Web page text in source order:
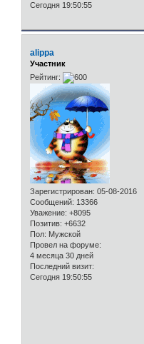
Сегодня 19:50:55
alippa
Участник
Рейтинг:
Зарегистрирован: 05-08-2016
Сообщений: 13366
Уважение: +8095
Позитив: +6632
Пол: Мужской
Провел на форуме:
4 месяца 30 дней
Последний визит:
Сегодня 19:50:55